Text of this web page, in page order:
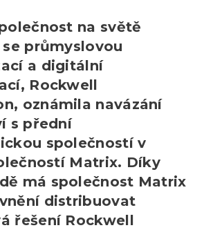
na světě
průmyslovou
a digitální
Rockwell
oznámila navázání
s přední
společností v
Matrix. Díky
má společnost Matrix
distribuovat
řešení Rockwell